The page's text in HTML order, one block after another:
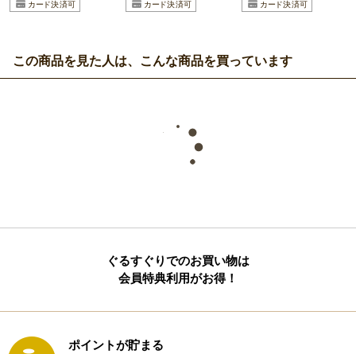
この商品を見た人は、こんな商品を買っています
ぐるすぐりでのお買い物は
会員特典利用がお得！
ポイントが貯まる